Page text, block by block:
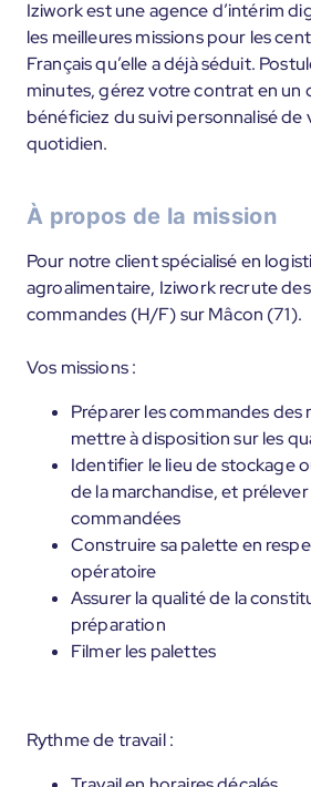
Iziwork est une agence d’intérim
les meilleures missions pour les
Français qu’elle a déjà séduit.
minutes, gérez votre contrat en un
bénéficiez du suivi personnalisé de
quotidien.
À propos de la mission
Pour notre client spécialisé en
agroalimentaire, Iziwork recrute
commandes (H/F) sur Mâcon (71).
Vos missions :
Préparer les commandes des
mettre à disposition sur les
Identifier le lieu de stockage
de la marchandise, et
commandées
Construire sa palette en
opératoire
Assurer la qualité de la
préparation
Filmer les palettes
Rythme de travail :